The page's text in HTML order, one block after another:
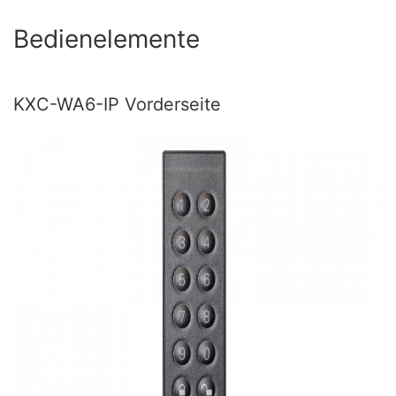
Bedienelemente
KXC-WA6-IP Vorderseite